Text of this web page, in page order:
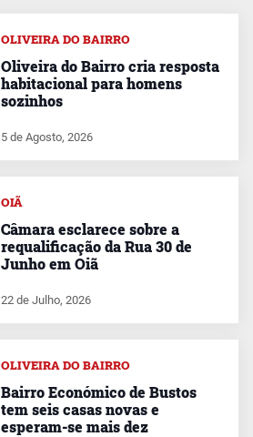
OLIVEIRA DO BAIRRO
Oliveira do Bairro cria resposta
habitacional para homens
sozinhos
5 de Agosto, 2026
OIÃ
Câmara esclarece sobre a
requalificação da Rua 30 de
Junho em Oiã
22 de Julho, 2026
OLIVEIRA DO BAIRRO
Bairro Económico de Bustos
tem seis casas novas e
esperam-se mais dez